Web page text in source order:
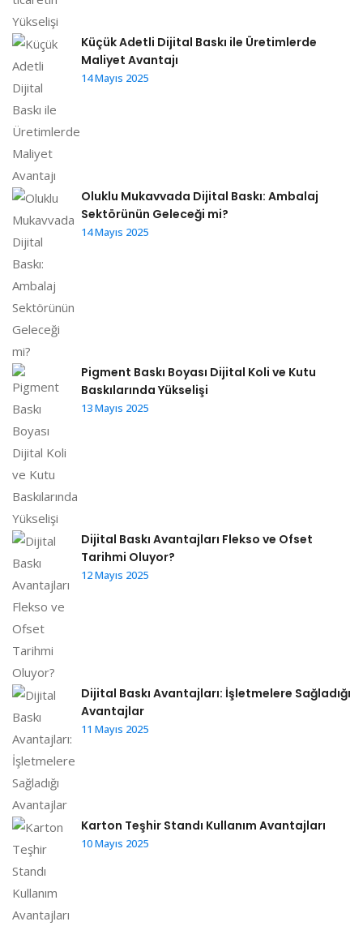
Küçük Adetli Dijital Baskı ile Üretimlerde
Maliyet Avantajı
14 Mayıs 2025
Oluklu Mukavvada Dijital Baskı: Ambalaj
Sektörünün Geleceği mi?
14 Mayıs 2025
Pigment Baskı Boyası Dijital Koli ve Kutu
Baskılarında Yükselişi
13 Mayıs 2025
Dijital Baskı Avantajları Flekso ve Ofset
Tarihmi Oluyor?
12 Mayıs 2025
Dijital Baskı Avantajları: İşletmelere Sağladığı
Avantajlar
11 Mayıs 2025
Karton Teşhir Standı Kullanım Avantajları
10 Mayıs 2025